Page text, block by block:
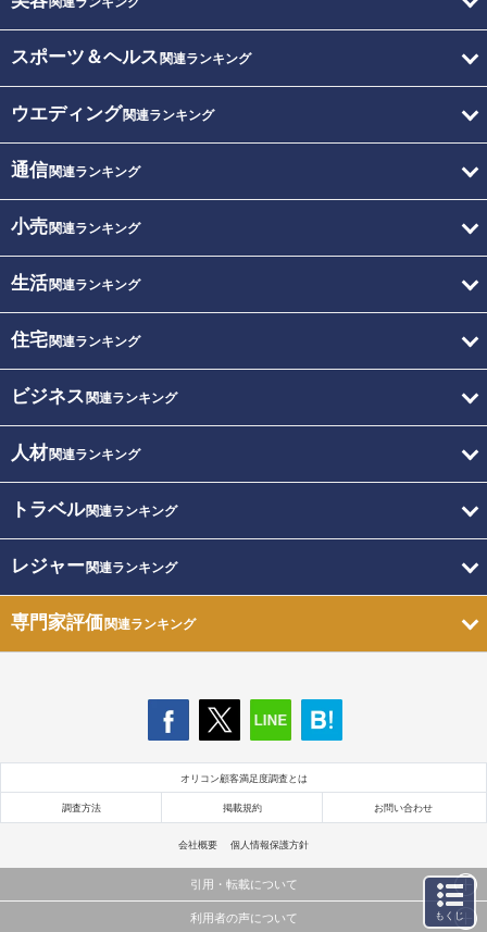
スポーツ＆ヘルス 関連ランキング
ウエディング関連ランキング
通信関連ランキング
小売関連ランキング
生活関連ランキング
住宅関連ランキング
ビジネス 関連ランキング
人材関連ランキング
トラベル関連ランキング
レジャー関連ランキング
専門家評価関連ランキング
オリコン顧客満足度調査とは
調査方法 掲載規約 お問い合わせ
会社概要 個人情報保護方針
引用・転載について
当サイトで公開されている情報（文字、写真、イラスト、画像データ等）及びこれらの配置・
利用者の声について もくじ